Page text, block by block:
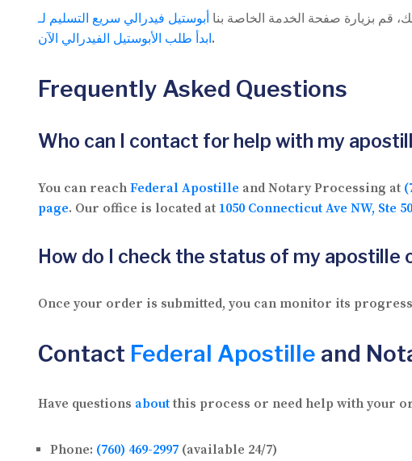
قم بزيارة صفحة الخدمة الخاصة بنا
ابدأ طلب الأبوستيل الفيدرالي الآن.
Frequently Asked Questions
Who can I contact for help with my
You can reach Federal Apostille and Notary Processing at
page. Our office is located at 1050 Connecticut Ave NW, Ste
How do I check the status of my apostille
Once your order is submitted, you can monitor its
Contact Federal Apostille and
Have questions about this process or need help with your
Phone: (760) 469-2997 (available 24/7)